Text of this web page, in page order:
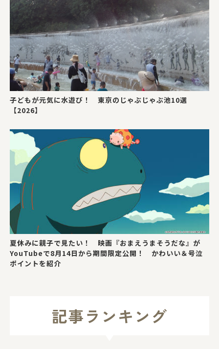
子どもが元気に水遊び！ 東京のじゃぶじゃぶ池10選
【2026】
夏休みに親子で見たい！ 映画『おまえうまそうだな』が
YouTubeで8月14日から期間限定公開！ かわいい＆号泣
ポイントを紹介
記事ランキング